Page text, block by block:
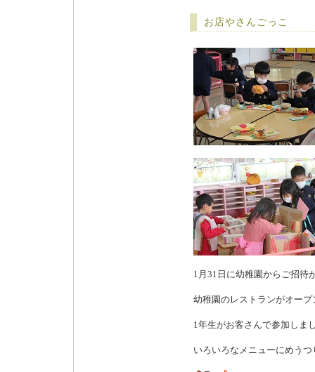
お店やさんごっこ
1月31日に幼稚園からご招待
幼稚園のレストランがオー
1年生がお客さんで参加しま
いろいろなメニューにめう